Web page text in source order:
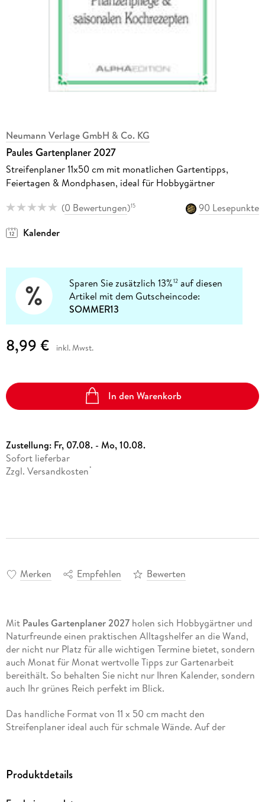
Neumann Verlage GmbH & Co. KG
Paules Gartenplaner 2027
Streifenplaner 11x50 cm mit monatlichen Gartentipps,
Feiertagen & Mondphasen, ideal für Hobbygärtner
(0 Bewertungen)15
90 Lesepunkte
Kalender
Sparen Sie zusätzlich 13%12 auf diesen
Artikel mit dem Gutscheincode:
SOMMER13
8,99 € inkl. Mwst.
In den Warenkorb
Zustellung: Fr, 07.08. - Mo, 10.08.
Sofort lieferbar
Zzgl. Versandkosten *
Merken Empfehlen Bewerten
Mit Paules Gartenplaner 2027holen sich Hobbygärtner und
Naturfreunde einen praktischen Alltagshelfer an die Wand,
der nicht nur Platz für alle wichtigen Termine bietet, sondern
auch Monat für Monat wertvolle Tipps zur Gartenarbeit
bereithält. So behalten Sie nicht nur Ihren Kalender, sondern
auch Ihr grünes Reich perfekt im Blick.
Das handliche Format von 11 x 50 cm macht den
Streifenplaner ideal auch für schmale Wände. Auf der
Kalenderblätter überraschen mit nützlichen Ratschlägen rund
Produktdetails